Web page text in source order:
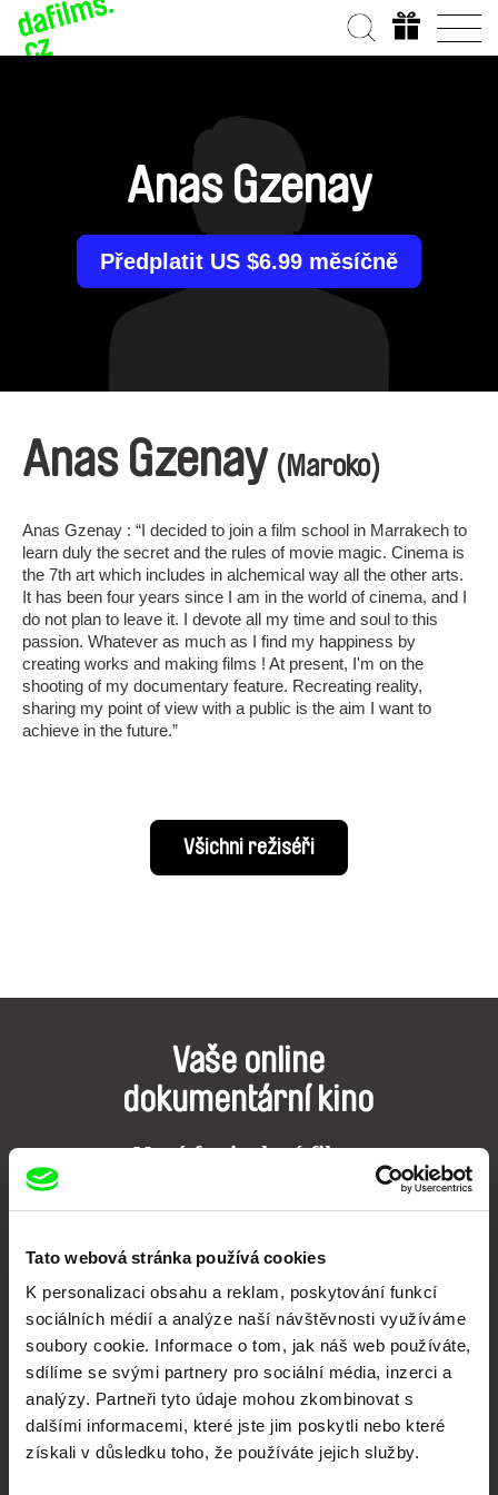
Tato webová stránka používá cookies
K personalizaci obsahu a reklam, poskytování funkcí
sociálních médií a analýze naší návštěvnosti využíváme
soubory cookie. Informace o tom, jak náš web používáte,
sdílíme se svými partnery pro sociální média, inzerci a
analýzy. Partneři tyto údaje mohou zkombinovat s
dalšími informacemi, které jste jim poskytli nebo které
získali v důsledku toho, že používáte jejich služby.
Anas Gzenay
Předplatit US $6.99 měsíčně
Anas Gzenay (Maroko)
Anas Gzenay : “I decided to join a film school in Marrakech to
learn duly the secret and the rules of movie magic. Cinema is
the 7th art which includes in alchemical way all the other arts.
It has been four years since I am in the world of cinema, and I
do not plan to leave it. I devote all my time and soul to this
passion. Whatever as much as I find my happiness by
creating works and making films ! At present, I'm on the
shooting of my documentary feature. Recreating reality,
sharing my point of view with a public is the aim I want to
achieve in the future.”
Všichni režiséři
Vaše online
dokumentární kino
Nové festivalové filmy
Portál DAFilms.cz je výsledkem tvůrčí spolupráce 7 klíčových evropských
festivalů dokumentárního filmu sdružených do Doc Alliance. Naším cílem je
posouvat hranice dokumentárního filmu, propagovat jeho rozmanitost a
podporovat kvalitní autorské filmy.
Členové Doc Alliance